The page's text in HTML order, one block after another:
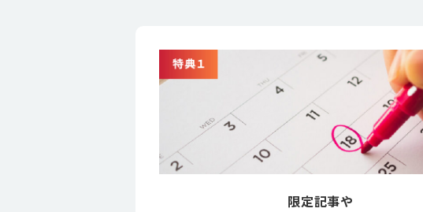
限定記事や